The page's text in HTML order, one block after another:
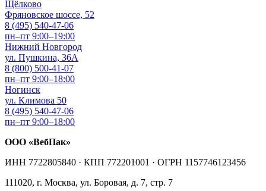
Щёлково
Фряновское шоссе, 52
8 (495) 540-47-06
пн–пт 9:00–19:00
Нижний Новгород
ул. Пушкина, 36А
8 (800) 500-41-07
пн–пт 9:00–18:00
Ногинск
ул. Климова 50
8 (495) 540-47-06
пн–пт 9:00–18:00
ООО «ВебПак»
ИНН 7722805840 · КПП 772201001 · ОГРН 1157746123456
111020, г. Москва, ул. Боровая, д. 7, стр. 7